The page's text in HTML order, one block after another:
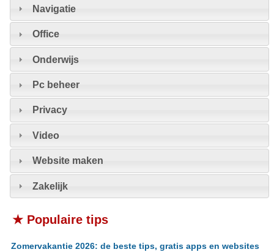
Navigatie
Office
Onderwijs
Pc beheer
Privacy
Video
Website maken
Zakelijk
★ Populaire tips
Zomervakantie 2026: de beste tips, gratis apps en websites